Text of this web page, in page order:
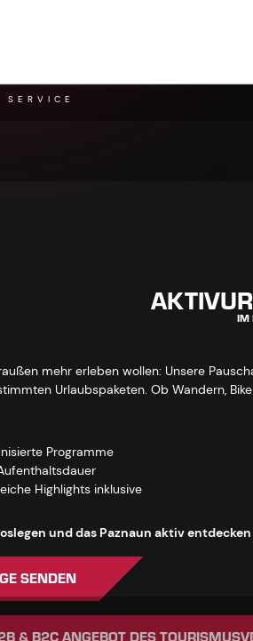
SERVICE
IM
mehr erleben wollen: Unsere
Urlaubspaketen. Ob Wandern,
Programme
Highlights inklusive
und das Paznaun aktiv
SENDEN